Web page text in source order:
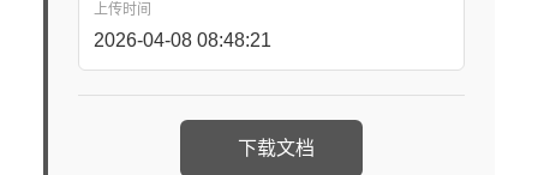
上传时间
2026-04-08 08:48:21
下载文档